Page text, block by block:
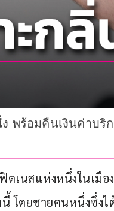
ร้อมคืนเงินค่าบริก
เนสแห่งหนึ่งในเมือง
โดยชายคนหนึ่งซึ่งไ